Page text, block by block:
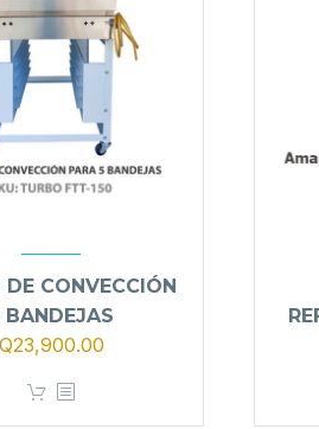
DE CONVECCIÓN
BANDEJAS
Q23,900.00